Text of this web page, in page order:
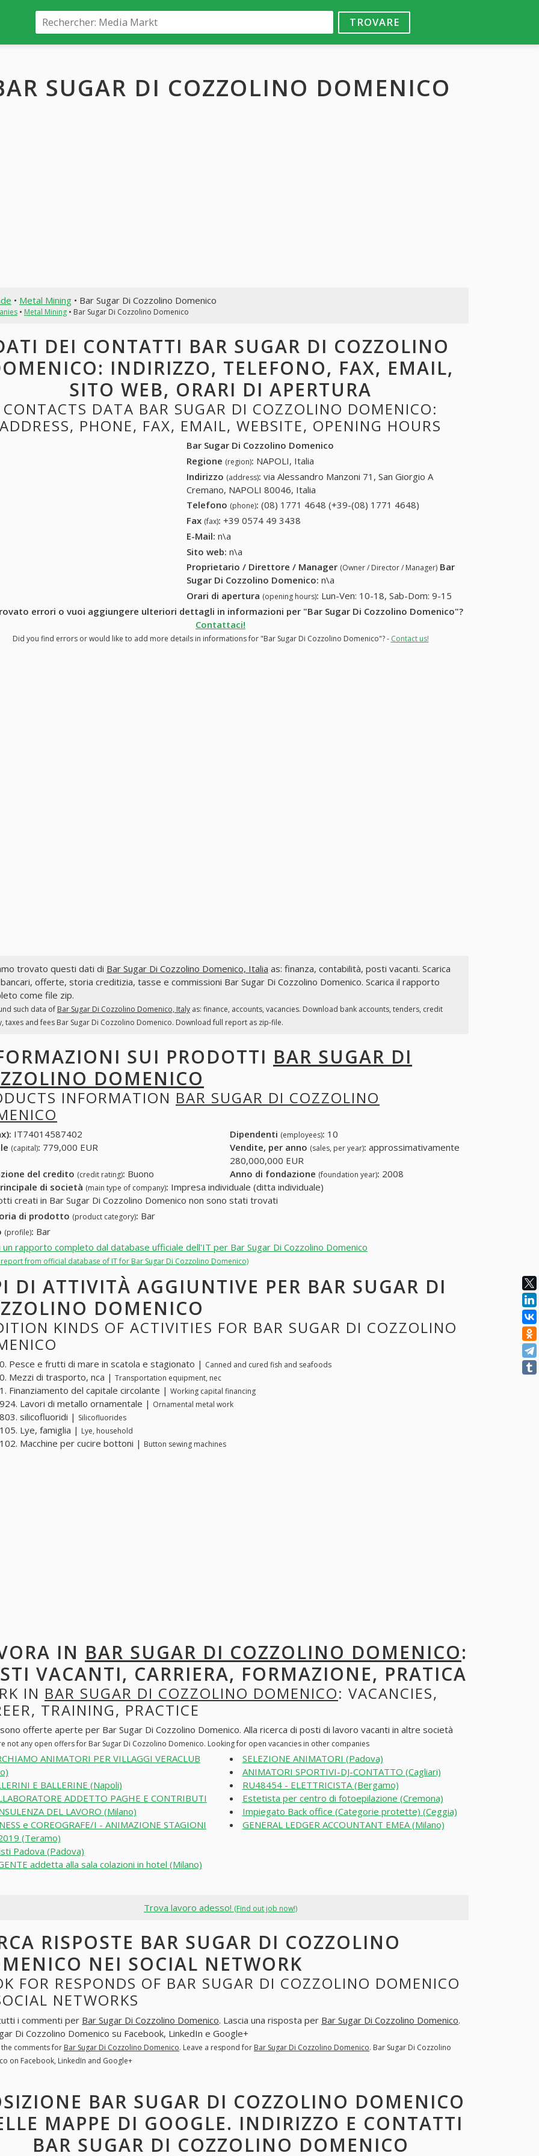
TROVARE
SUGAR DI COZZOLINO DOMENICO
• Metal Mining• Bar Sugar Di Cozzolino Domenico
• Metal Mining• Bar Sugar Di Cozzolino Domenico
DEI CONTATTI BAR SUGAR DI COZZOLINO
INDIRIZZO, TELEFONO, FAX, EMAIL,
SITO WEB, ORARI DI APERTURA
CONTACTS DATA BAR SUGAR DI COZZOLINO DOMENICO:
ADDRESS, PHONE, FAX, EMAIL, WEBSITE, OPENING HOURS
Bar Sugar Di Cozzolino Domenico
Regione (region): NAPOLI, Italia
Indirizzo (address): via Alessandro Manzoni 71, San Giorgio A
Cremano, NAPOLI 80046, Italia
Telefono (phone): (08) 1771 4648 (+39-(08) 1771 4648)
Fax (fax): +39 0574 49 3438
E-Mail: n\a
Sito web: n\a
Proprietario / Direttore / Manager (Owner / Director / Manager) Bar
Sugar Di Cozzolino Domenico: n\a
Orari di apertura (opening hours): Lun-Ven: 10-18, Sab-Dom: 9-15
errori o vuoi aggiungere ulteriori dettagli in informazioni per "Bar Sugar Di Cozzolino Domenico"?
Contattaci!
Did you find errors or would like to add more details in informations for "Bar Sugar Di Cozzolino Domenico"? - Contact us!
trovato questi dati di Bar Sugar Di Cozzolino Domenico, Italia as: finanza, contabilità, posti vacanti. Scarica
offerte, storia creditizia, tasse e commissioni Bar Sugar Di Cozzolino Domenico. Scarica il rapporto
come file zip.
such data of Bar Sugar Di Cozzolino Domenico, Italyas: finance, accounts, vacancies. Download bank accounts, tenders, credit
taxes and fees Bar Sugar Di Cozzolino Domenico. Download full report as zip-file.
SUI PRODOTTI BAR SUGAR DI
DOMENICO
INFORMATION BAR SUGAR DI COZZOLINO
IT74014587402 Dipendenti (employees): 10
(capital): 779,000 EUR Vendite, per anno (sales, per year): approssimativamente
280,000,000 EUR
del credito (credit rating): Buono Anno di fondazione (foundation year): 2008
di società (main type of company): Impresa individuale (ditta individuale)
creati in Bar Sugar Di Cozzolino Domenico non sono stati trovati
di prodotto (product category): Bar
(profile): Bar
rapporto completo dal database ufficiale dell'IT per Bar Sugar Di Cozzolino Domenico
from official database of IT for Bar Sugar Di Cozzolino Domenico)
DI ATTIVITÀ AGGIUNTIVE PER BAR SUGAR DI
DOMENICO
KINDS OF ACTIVITIES FOR BAR SUGAR DI COZZOLINO
Pesce e frutti di mare in scatola e stagionato | Canned and cured fish and seafoods
Mezzi di trasporto, nca | Transportation equipment, nec
Finanziamento del capitale circolante | Working capital financing
Lavori di metallo ornamentale | Ornamental metal work
silicofluoridi | Silicofluorides
Lye, famiglia | Lye, household
Macchine per cucire bottoni | Button sewing machines
IN BAR SUGAR DI COZZOLINO DOMENICO:
VACANTI, CARRIERA, FORMAZIONE, PRATICA
IN BAR SUGAR DI COZZOLINO DOMENICO: VACANCIES,
TRAINING, PRACTICE
offerte aperte per Bar Sugar Di Cozzolino Domenico. Alla ricerca di posti di lavoro vacanti in altre società
not any open offers for Bar Sugar Di Cozzolino Domenico. Looking for open vacancies in other companies
ANIMATORI PER VILLAGGI VERACLUB
E BALLERINE (Napoli)
ADDETTO PAGHE E CONTRIBUTI
DEL LAVORO (Milano)
e COREOGRAFE/I - ANIMAZIONE STAGIONI
(Teramo)
Padova (Padova)
addetta alla sala colazioni in hotel (Milano)
SELEZIONE ANIMATORI (Padova)
ANIMATORI SPORTIVI-DJ-CONTATTO (Cagliari)
RU48454 - ELETTRICISTA (Bergamo)
Estetista per centro di fotoepilazione (Cremona)
Impiegato Back office (Categorie protette) (Ceggia)
GENERAL LEDGER ACCOUNTANT EMEA (Milano)
Trova lavoro adesso! (Find out job now!)
RISPOSTE BAR SUGAR DI COZZOLINO
NEI SOCIAL NETWORK
FOR RESPONDS OF BAR SUGAR DI COZZOLINO DOMENICO
NETWORKS
i commenti per Bar Sugar Di Cozzolino Domenico. Lascia una risposta per Bar Sugar Di Cozzolino Domenico.
Di Cozzolino Domenico su Facebook, LinkedIn e Google+
the comments for Bar Sugar Di Cozzolino Domenico. Leave a respond for Bar Sugar Di Cozzolino Domenico. Bar Sugar Di Cozzolino
on Facebook, LinkedIn and Google+
BAR SUGAR DI COZZOLINO DOMENICO
MAPPE DI GOOGLE. INDIRIZZO E CONTATTI
BAR SUGAR DI COZZOLINO DOMENICO